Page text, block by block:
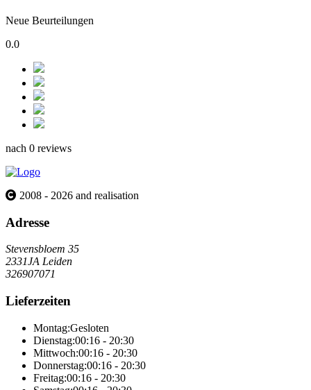
Neue Beurteilungen
0.0
nach 0 reviews
2008 - 2026 and realisation
Adresse
Stevensbloem 35
2331JA Leiden
326907071
Lieferzeiten
Montag:Gesloten
Dienstag:00:16 - 20:30
Mittwoch:00:16 - 20:30
Donnerstag:00:16 - 20:30
Freitag:00:16 - 20:30